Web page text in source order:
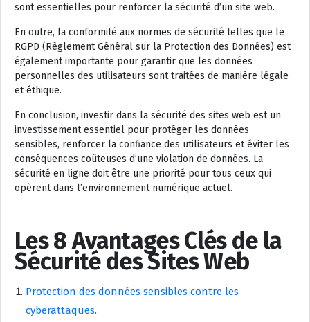
sont essentielles pour renforcer la sécurité d’un site web.
En outre, la conformité aux normes de sécurité telles que le
RGPD (Règlement Général sur la Protection des Données) est
également importante pour garantir que les données
personnelles des utilisateurs sont traitées de manière légale
et éthique.
En conclusion, investir dans la sécurité des sites web est un
investissement essentiel pour protéger les données
sensibles, renforcer la confiance des utilisateurs et éviter les
conséquences coûteuses d’une violation de données. La
sécurité en ligne doit être une priorité pour tous ceux qui
opèrent dans l’environnement numérique actuel.
Les 8 Avantages Clés de la
Sécurité des Sites Web
Protection des données sensibles contre les
cyberattaques.